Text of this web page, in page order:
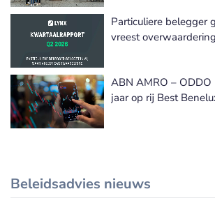
Particuliere belegger
vreest overwaardering
ABN AMRO – ODDO
jaar op rij Best
Beleidsadvies nieuws